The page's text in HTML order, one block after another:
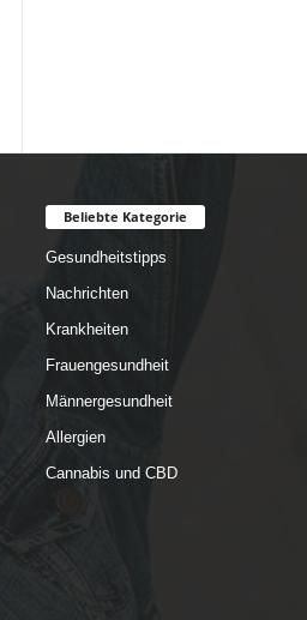
Beliebte Kategorie
Gesundheitstipps
Nachrichten
Krankheiten
Frauengesundheit
Männergesundheit
Allergien
Cannabis und CBD